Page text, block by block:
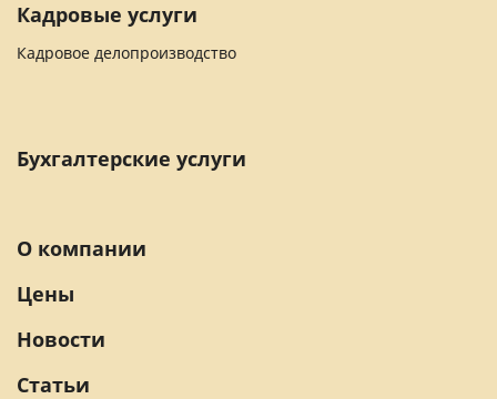
Кадровые услуги
Кадровое делопроизводство
Бухгалтерские услуги
О компании
Цены
Новости
Статьи